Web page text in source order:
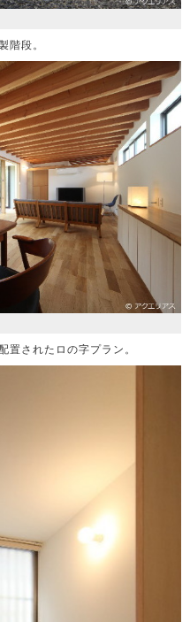
階段。
置されたロの字プラン。